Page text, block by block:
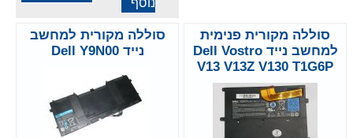
נוסף
סוללה מקורית פנימית
למחשב נייד Dell Vostro
V13 V13Z V130 T1G6P
סוללה מקורית למחשב
נייד Dell Y9N00